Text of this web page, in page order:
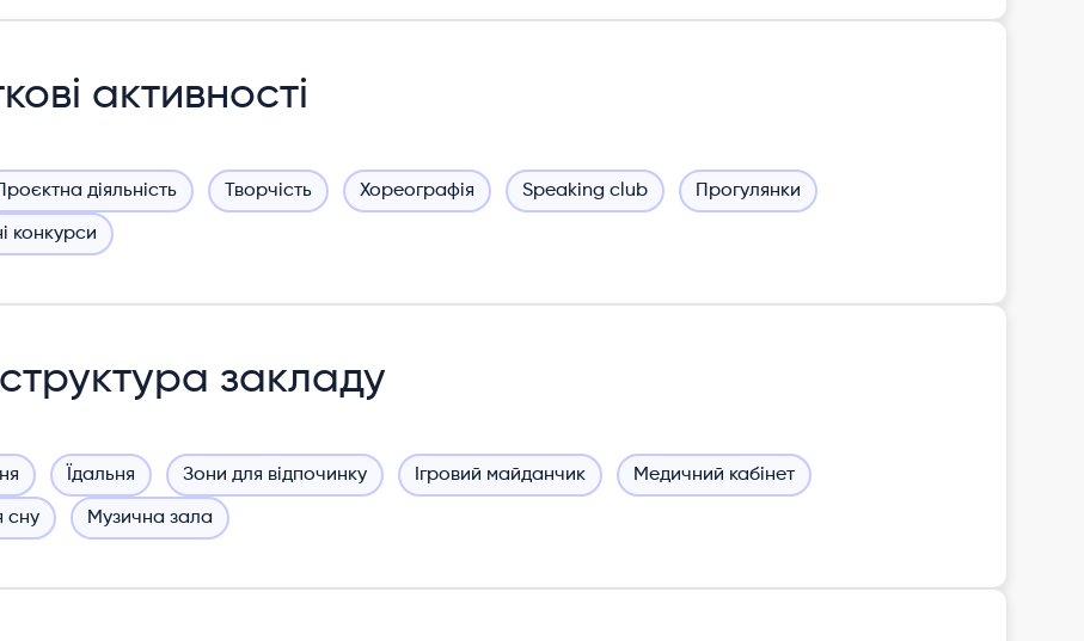
активності
Проєктна діяльність Творчість Хореографія Speaking club Прогулянки
конкурси
закладу
Їдальня Зони для відпочинку Ігровий майданчик Медичний кабінет
сну Музична зала